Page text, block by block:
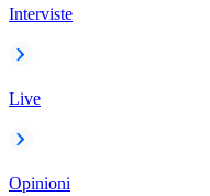
Interviste
Live
Opinioni